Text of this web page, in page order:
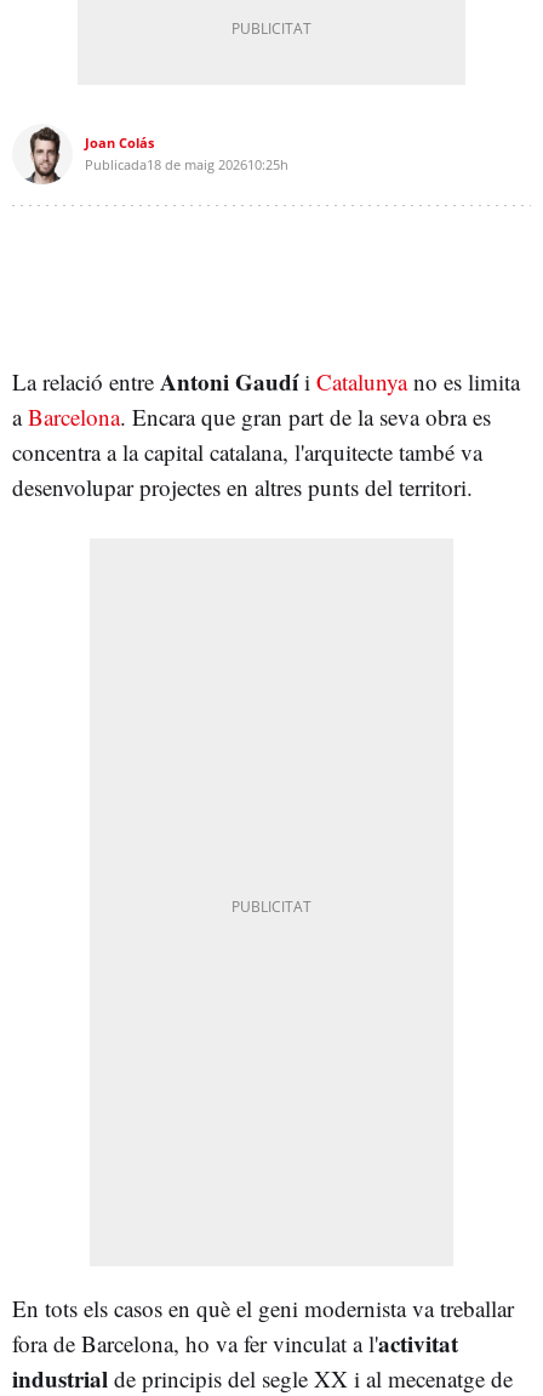
Joan Colás
Publicada18 de maig 202610:25h
La relació entre Antoni Gaudíi Catalunyano es limita
aBarcelona. Encara que gran part de la seva obra es
concentra a la capital catalana, l'arquitecte també va
desenvolupar projectes en altres punts del territori.
En tots els casos en què el geni modernista va treballar
fora de Barcelona, ho va fer vinculat a l'activitat
industrial de principis del segle XX i al mecenatge de